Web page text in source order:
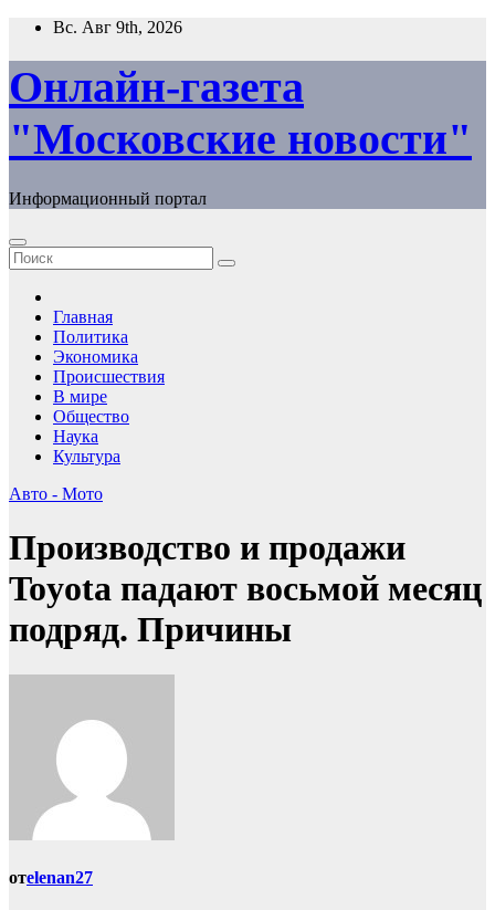
Перейти
содержимому
Вс. Авг 9th, 2026
Онлайн-газета
"Московские новости"
Информационный портал
Главная
Политика
Экономика
Происшествия
В мире
Общество
Наука
Культура
Авто - Мото
Производство и продажи
Toyota падают восьмой месяц
подряд. Причины
отelenan27